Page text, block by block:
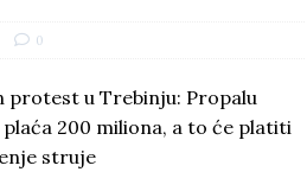
0